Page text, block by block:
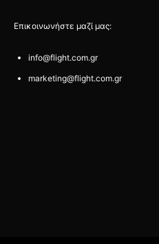
Επικοινωνήστε μαζί μας:
info@flight.com.gr
marketing@flight.com.gr